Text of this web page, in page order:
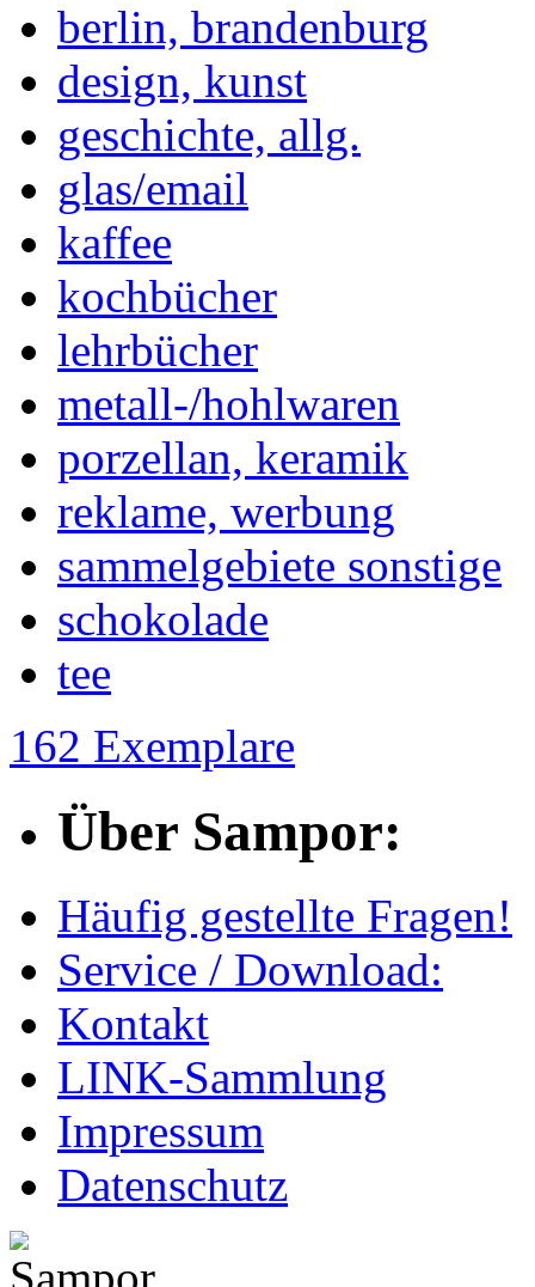
berlin, brandenburg
design, kunst
geschichte, allg.
glas/email
kaffee
kochbücher
lehrbücher
metall-/hohlwaren
porzellan, keramik
reklame, werbung
sammelgebiete sonstige
schokolade
tee
162 Exemplare
Über Sampor:
Häufig gestellte Fragen!
Service / Download:
Kontakt
LINK-Sammlung
Impressum
Datenschutz